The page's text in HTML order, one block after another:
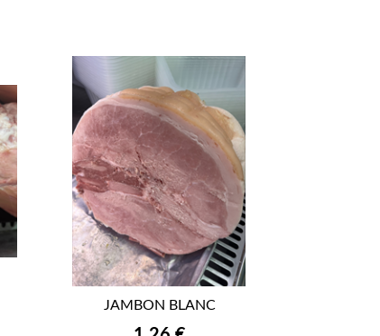
APERÇU RAPIDE
JAMBON BLANC